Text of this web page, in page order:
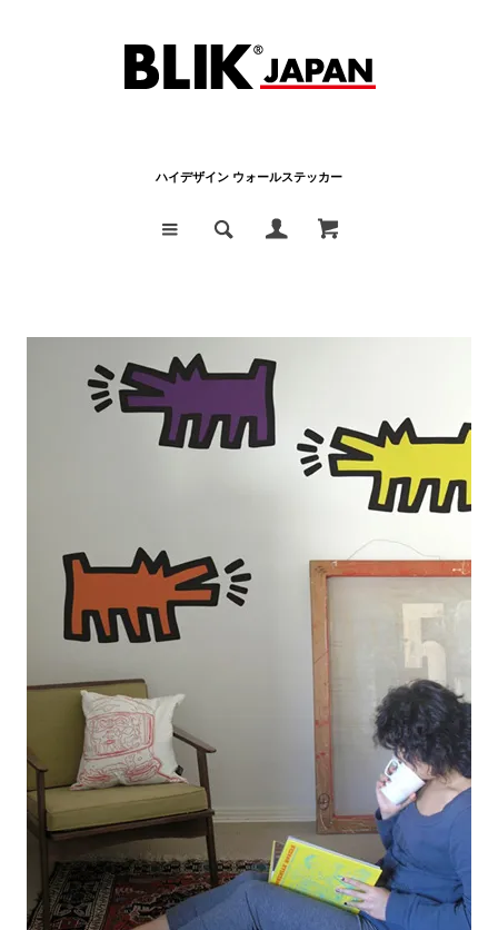
ハイデザイン ウォールステッカー